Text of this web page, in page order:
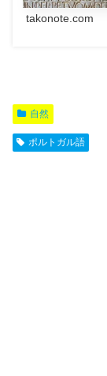
takonote.com
自然
ポルトガル語